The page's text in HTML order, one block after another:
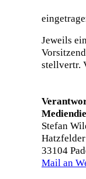
Jeweils
stellvertr.
Stefan
33104
Mail an